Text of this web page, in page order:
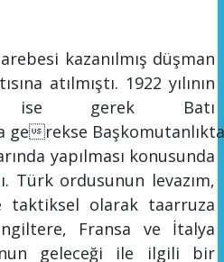
kazanılmış düşman
atılmıştı. 1922 yılının
ise gerek Batı
gerekse Başkomutanlıkta
yapılması konusunda
Türk ordusunun levazım,
taktiksel olarak taarruza
İngiltere, Fransa ve İtalya
geleceği ile ilgili bir